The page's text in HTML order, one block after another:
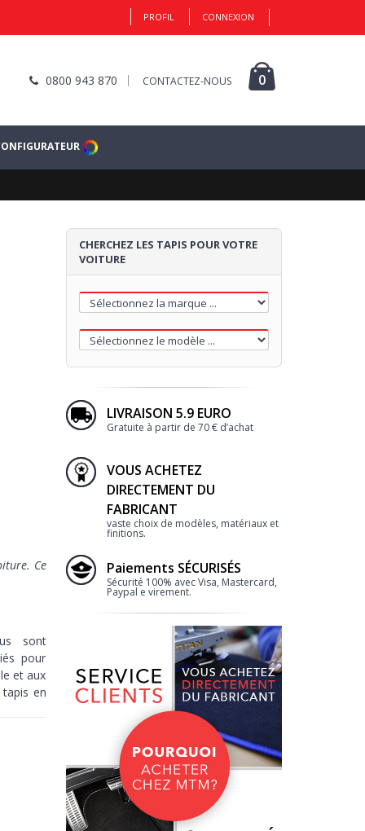
PROFIL CONNEXION
0800 943 870 CONTACTEZ-NOUS 0
Ce
sont
pour
et aux
en
CHERCHEZ LES TAPIS POUR VOTRE
VOITURE
LIVRAISON 5.9 EURO
Gratuite à partir de 70 € d’achat
VOUS ACHETEZ
DIRECTEMENT DU
FABRICANT
vaste choix de modèles, matériaux et
finitions.
Paiements SÉCURISÉS
Sécurité 100% avec Visa, Mastercard,
Paypal e virement.